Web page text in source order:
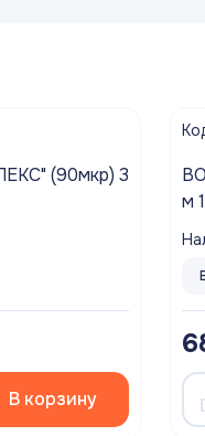
В корзину